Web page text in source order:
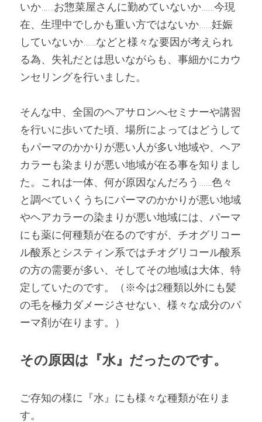
いか……お惣菜屋さんに勤めていないか……今現
在、生理中でしかも重い方ではないか……妊娠
していないか……などと様々な要因が考えられ
る為、失礼だとは思いながらも、事細かにカウ
ンセリングを行いました。
そんな中、全国のヘアサロンへセミナーや講習
を行いに歩いてた頃、場所によってはどうして
もパーマのかかりが悪い人が多い地域や、ヘア
カラーも染まりが悪い地域が在る事を知りまし
た。これは一体、何が原因なんだろう……色々
と調べていくうちにパーマのかかりが悪い地域
やヘアカラーの染まりが悪い地域には、パーマ
にも薬に何種類が在るのですが、チオグリコー
ル酸系とシスティン系ではチオグリコール酸系
の方の需要が多い、そしてその地域は大体、特
定していたのです。（※今は2種類以外にも髪
の毛を極力ダメージさせない、様々な成分のパ
ーマ剤が在ります。）
その原因は『水』だったのです。
ご存知の様に『水』にも様々な種類が在りま
す。